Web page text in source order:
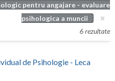
pentru angajare - evaluare
psihologica a muncii
6 rezultate
de Psihologie - Leca